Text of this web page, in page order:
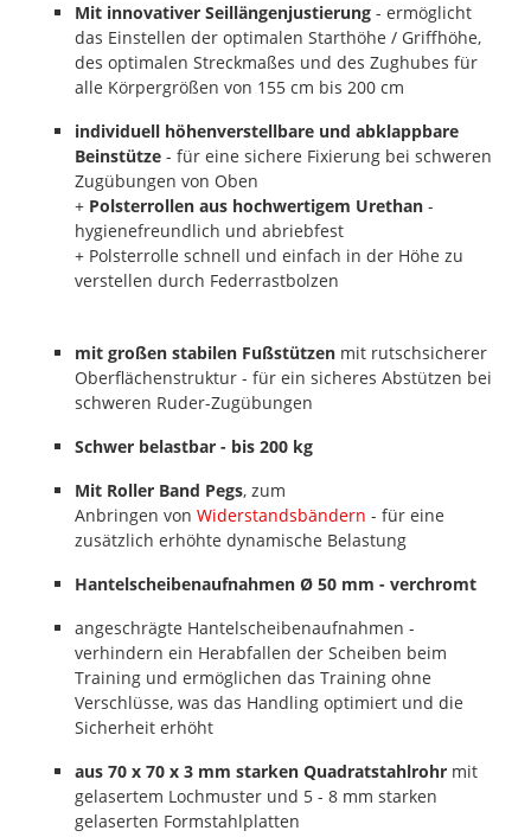
Mit innovativer Seillängenjustierung - ermöglicht
das Einstellen der optimalen Starthöhe / Griffhöhe,
des optimalen Streckmaßes und des Zughubes für
alle Körpergrößen von 155 cm bis 200 cm
individuell höhenverstellbare und abklappbare
Beinstütze - für eine sichere Fixierung bei schweren
Zugübungen von Oben
+ Polsterrollen aus hochwertigem Urethan -
hygienefreundlich und abriebfest
+ Polsterrolle schnell und einfach in der Höhe zu
verstellen durch Federrastbolzen
mit großen stabilen Fußstützen mit rutschsicherer
Oberflächenstruktur - für ein sicheres Abstützen bei
schweren Ruder-Zugübungen
Schwer belastbar - bis 200 kg
Mit Roller Band Pegs, zum
Anbringen von Widerstandsbändern - für eine
zusätzlich erhöhte dynamische Belastung
Hantelscheibenaufnahmen Ø 50 mm - verchromt
angeschrägte Hantelscheibenaufnahmen -
verhindern ein Herabfallen der Scheiben beim
Training und ermöglichen das Training ohne
Verschlüsse, was das Handling optimiert und die
Sicherheit erhöht
aus 70 x 70 x 3 mm starken Quadratstahlrohr mit
gelasertem Lochmuster und 5 - 8 mm starken
gelaserten Formstahlplatten